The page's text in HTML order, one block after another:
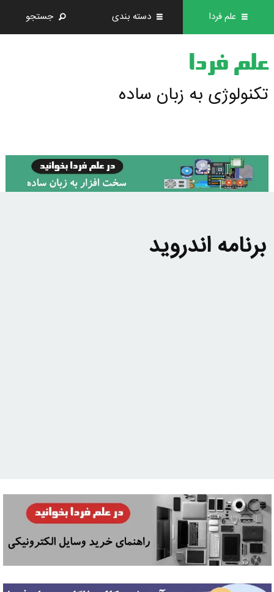
علم فردا دسته بندی جستجو
علم فردا
تکنولوژی به زبان ساده
برنامه اندروید